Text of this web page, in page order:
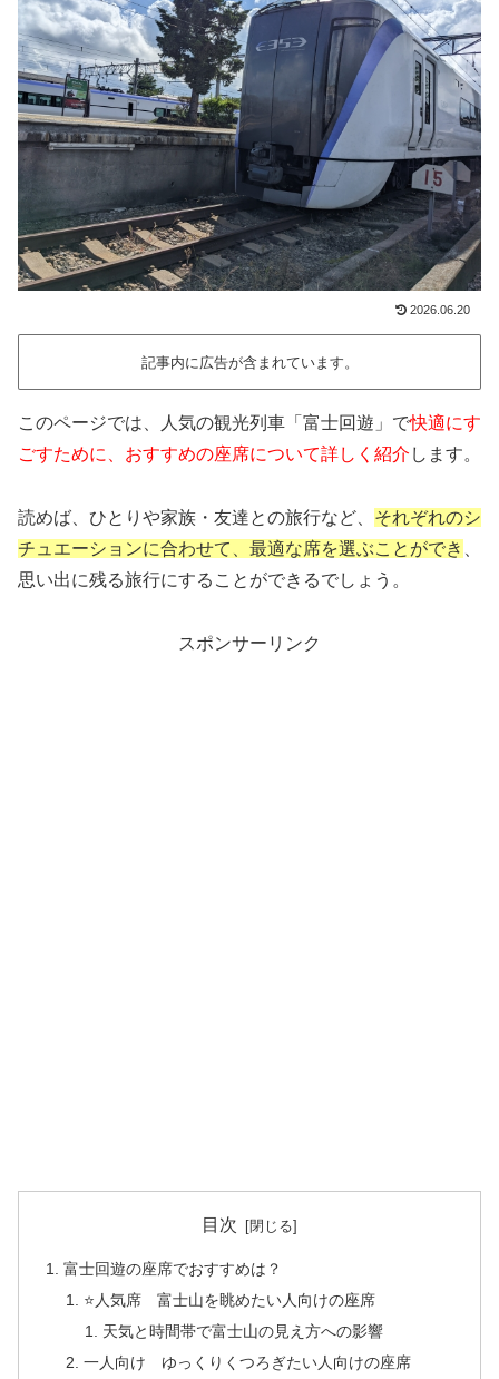
2026.06.20
記事内に広告が含まれています。
このページでは、人気の観光列車「富士回遊」で快適にす
ごすために、おすすめの座席について詳しく紹介 します。
読めば、ひとりや家族・友達との旅行など、 それぞれのシ
チュエーションに合わせて、最適な席を選ぶことができ
思い出に残る旅行にすることができるでしょう。
スポンサーリンク
目次
富士回遊の座席でおすすめは？
⭐人気席 富士山を眺めたい人向けの座席
天気と時間帯で富士山の見え方への影響
一人向け ゆっくりくつろぎたい人向けの座席